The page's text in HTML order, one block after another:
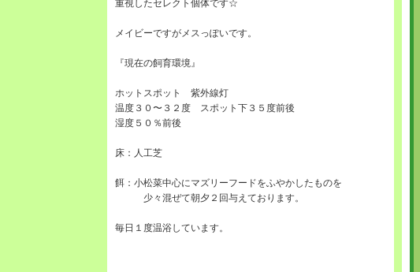
重視したセレクト個体です☆
メイビーですがメスっぽいです。
『現在の飼育環境』
ホットスポット 紫外線灯
温度３０〜３２度 スポット下３５度前後
湿度５０％前後
床：人工芝
餌：小松菜中心にマズリーフードをふやかしたものを
少々混ぜて朝夕２回与えております。
毎日１度温浴しています。